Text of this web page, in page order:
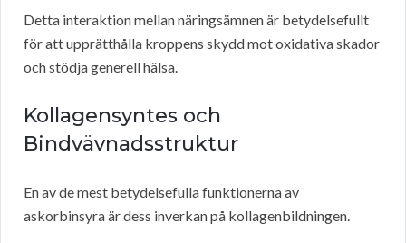
Detta interaktion mellan näringsämnen är betydelsefullt
för att upprätthålla kroppens skydd mot oxidativa skador
och stödja generell hälsa.
Kollagensyntes och
Bindvävnadsstruktur
En av de mest betydelsefulla funktionerna av
askorbinsyra är dess inverkan på kollagenbildningen.